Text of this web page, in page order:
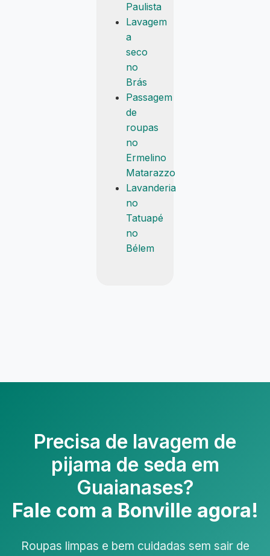
Paulista
Lavagem
a
seco
no
Brás
Passagem
de
roupas
no
Ermelino
Matarazzo
Lavanderia
no
Tatuapé
no
Bélem
Precisa de lavagem de
pijama de seda em
Guaianases?
Fale com a Bonville agora!
Roupas limpas e bem cuidadas sem sair de